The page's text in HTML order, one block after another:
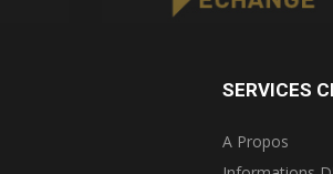
SERVICES
A Propos